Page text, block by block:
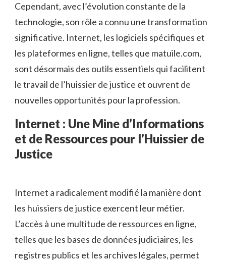
Cependant, avec l’évolution constante de la
technologie, son rôle a connu une transformation
significative. Internet, les logiciels spécifiques et
les plateformes en ligne, telles que matuile.com,
sont désormais des outils essentiels qui facilitent
le travail de l’huissier de justice et ouvrent de
nouvelles opportunités pour la profession.
Internet : Une Mine d’Informations
et de Ressources pour l’Huissier de
Justice
Internet a radicalement modifié la manière dont
les huissiers de justice exercent leur métier.
L’accès à une multitude de ressources en ligne,
telles que les bases de données judiciaires, les
registres publics et les archives légales, permet